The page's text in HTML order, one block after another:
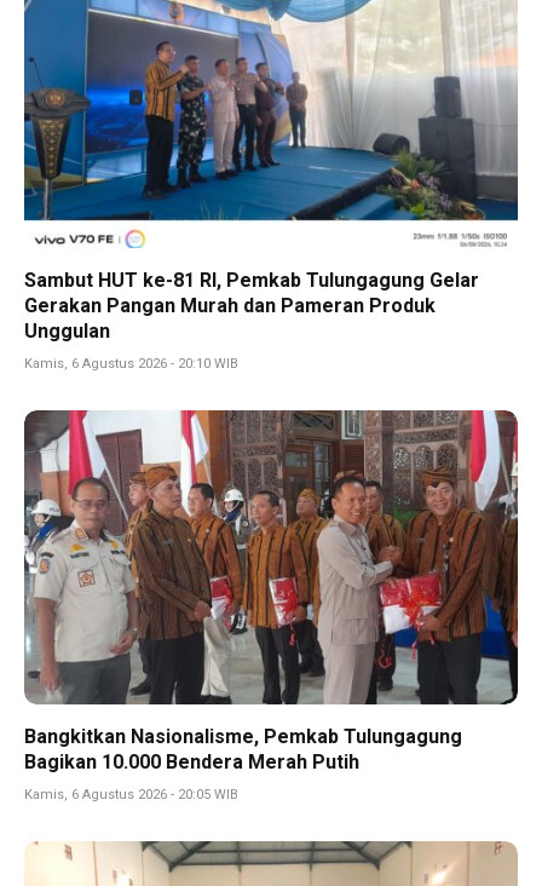
Sambut HUT ke-81 RI, Pemkab Tulungagung Gelar
Gerakan Pangan Murah dan Pameran Produk
Unggulan
Kamis, 6 Agustus 2026 - 20:10 WIB
Bangkitkan Nasionalisme, Pemkab Tulungagung
Bagikan 10.000 Bendera Merah Putih
Kamis, 6 Agustus 2026 - 20:05 WIB